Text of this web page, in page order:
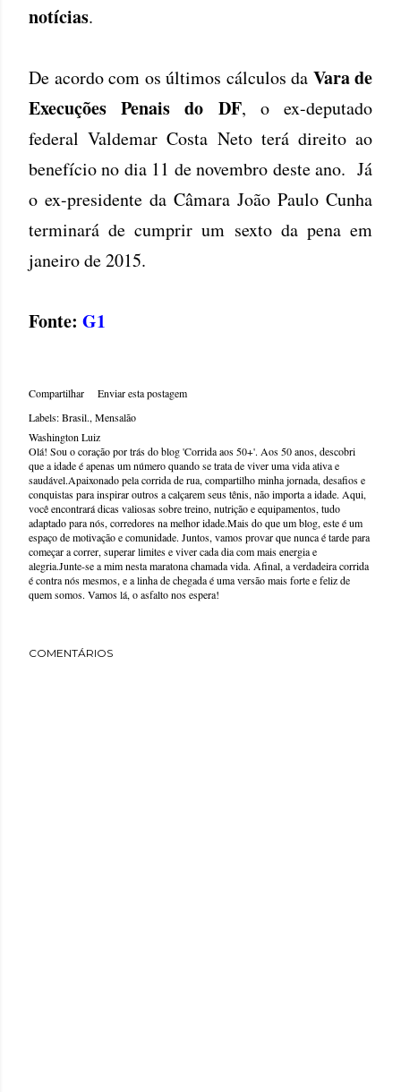
notícias.
De acordo com os últimos cálculos da Vara de
Execuções Penais do DF, o ex-deputado
federal Valdemar Costa Neto terá direito ao
benefício no dia 11 de novembro deste ano. Já
o ex-presidente da Câmara João Paulo Cunha
terminará de cumprir um sexto da pena em
janeiro de 2015.
Fonte: G1
Compartilhar
Enviar esta postagem
Labels:Brasil. Mensalão
Washington Luiz
Olá! Sou o coração por trás do blog 'Corrida aos 50+'. Aos 50 anos, descobri
que a idade é apenas um número quando se trata de viver uma vida ativa e
saudável.Apaixonado pela corrida de rua, compartilho minha jornada, desafios e
conquistas para inspirar outros a calçarem seus tênis, não importa a idade. Aqui,
você encontrará dicas valiosas sobre treino, nutrição e equipamentos, tudo
adaptado para nós, corredores na melhor idade.Mais do que um blog, este é um
espaço de motivação e comunidade. Juntos, vamos provar que nunca é tarde para
começar a correr, superar limites e viver cada dia com mais energia e
alegria.Junte-se a mim nesta maratona chamada vida. Afinal, a verdadeira corrida
é contra nós mesmos, e a linha de chegada é uma versão mais forte e feliz de
quem somos. Vamos lá, o asfalto nos espera!
COMENTÁRIOS